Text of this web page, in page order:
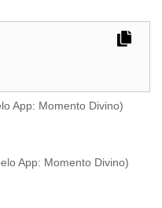
App: Momento Divino)
App: Momento Divino)